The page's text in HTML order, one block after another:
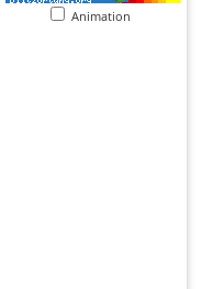
Animation